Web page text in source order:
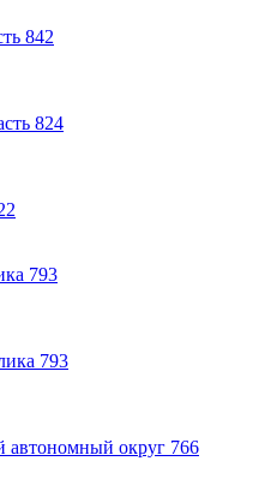
842
824
793
793
округ 766